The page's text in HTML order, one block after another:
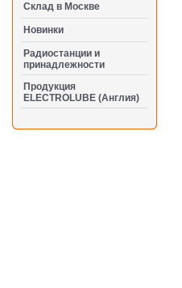
Cклад в Москве
Новинки
Радиостанции и
принадлежности
Продукция
ELECTROLUBE (Англия)